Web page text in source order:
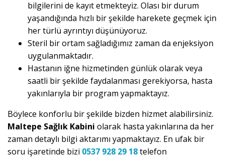
bilgilerini de kayıt etmekteyiz. Olası bir durum
yaşandığında hızlı bir şekilde harekete geçmek için
her türlü ayrıntıyı düşünüyoruz.
Steril bir ortam sağladığımız zaman da enjeksiyon
uygulanmaktadır.
Hastanın iğne hizmetinden günlük olarak veya
saatli bir şekilde faydalanması gerekiyorsa, hasta
yakınlarıyla bir program yapmaktayız.
Böylece konforlu bir şekilde bizden hizmet alabilirsiniz.
Maltepe Sağlık Kabini olarak hasta yakınlarına da her
zaman detaylı bilgi aktarımı yapmaktayız. En ufak bir
soru işaretinde bizi 0537 928 29 18telefon